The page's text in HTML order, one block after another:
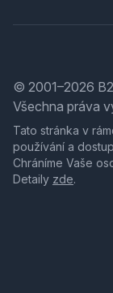
© 2001–2026
Všechna práva
Tato stránka v
používání a
Chráníme Vaše
Detaily zde.